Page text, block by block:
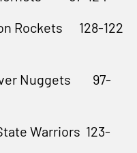
Rockets 128-122
Nuggets 97-
Warriors 123-